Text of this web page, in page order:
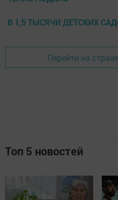
В 1,5 ТЫСЯЧИ ДЕТСКИХ
Перейти на
Топ 5 новостей